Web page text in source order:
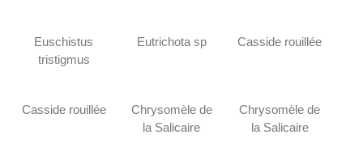
Euschistus
tristigmus
Eutrichota sp Casside rouillée
Casside rouillée
Chrysomèle de
la Salicaire
Chrysomèle de
la Salicaire